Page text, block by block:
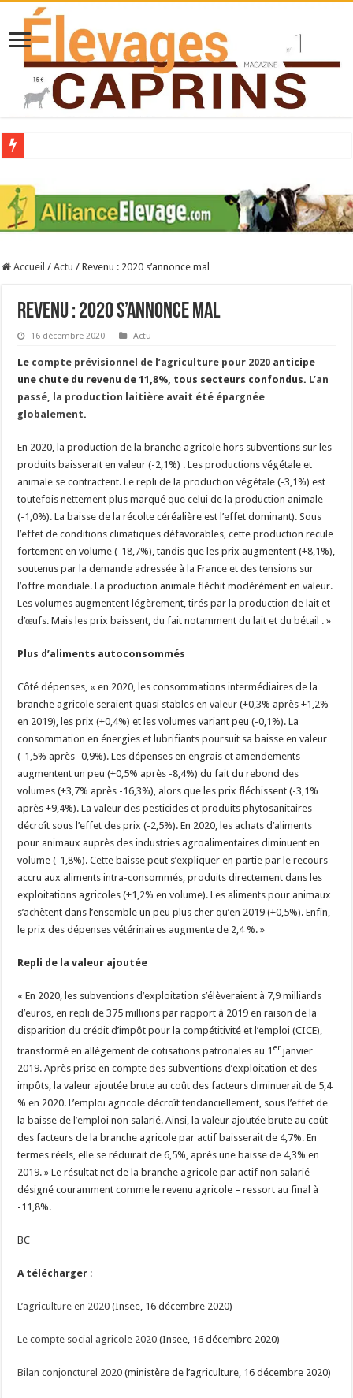
Stress thermique : quelles solutions concrètes pour protéger son troupeau ?
40 ans du Space : une présentation caprine quotidienne
La collecte de lait de chèvre confirme son rebond
Accueil / Actu / Revenu : 2020 s’annonce mal
Revenu : 2020 s’annonce mal
16 décembre 2020 Actu
Le compte prévisionnel de l’agriculture pour 2020 anticipe
une chute du revenu de 11,8%, tous secteurs confondus. L’an
passé, la production laitière avait été épargnée
globalement.
En 2020, la production de la branche agricole hors subventions sur les
produits baisserait en valeur (-2,1%) . Les productions végétale et
animale se contractent. Le repli de la production végétale (-3,1%) est
toutefois nettement plus marqué que celui de la production animale
(-1,0%). La baisse de la récolte céréalière est l’effet dominant). Sous
l’effet de conditions climatiques défavorables, cette production recule
fortement en volume (-18,7%), tandis que les prix augmentent (+8,1%),
soutenus par la demande adressée à la France et des tensions sur
l’offre mondiale. La production animale fléchit modérément en valeur.
Les volumes augmentent légèrement, tirés par la production de lait et
d’œufs. Mais les prix baissent, du fait notamment du lait et du bétail . »
Plus d’aliments autoconsommés
Côté dépenses, « en 2020, les consommations intermédiaires de la
branche agricole seraient quasi stables en valeur (+0,3% après +1,2%
en 2019), les prix (+0,4%) et les volumes variant peu (-0,1%). La
consommation en énergies et lubrifiants poursuit sa baisse en valeur
(-1,5% après -0,9%). Les dépenses en engrais et amendements
augmentent un peu (+0,5% après -8,4%) du fait du rebond des
volumes (+3,7% après -16,3%), alors que les prix fléchissent (-3,1%
après +9,4%). La valeur des pesticides et produits phytosanitaires
décroît sous l’effet des prix (-2,5%). En 2020, les achats d’aliments
pour animaux auprès des industries agroalimentaires diminuent en
volume (-1,8%). Cette baisse peut s’expliquer en partie par le recours
accru aux aliments intra-consommés, produits directement dans les
exploitations agricoles (+1,2% en volume). Les aliments pour animaux
s’achètent dans l’ensemble un peu plus cher qu’en 2019 (+0,5%). Enfin,
le prix des dépenses vétérinaires augmente de 2,4 %. »
Repli de la valeur ajoutée
« En 2020, les subventions d’exploitation s’élèveraient à 7,9 milliards
d’euros, en repli de 375 millions par rapport à 2019 en raison de la
disparition du crédit d’impôt pour la compétitivité et l’emploi (CICE),
transformé en allègement de cotisations patronales au 1 er janvier
2019. Après prise en compte des subventions d’exploitation et des
impôts, la valeur ajoutée brute au coût des facteurs diminuerait de 5,4
% en 2020. L’emploi agricole décroît tendanciellement, sous l’effet de
la baisse de l’emploi non salarié. Ainsi, la valeur ajoutée brute au coût
des facteurs de la branche agricole par actif baisserait de 4,7%. En
termes réels, elle se réduirait de 6,5%, après une baisse de 4,3% en
2019. » Le résultat net de la branche agricole par actif non salarié –
désigné couramment comme le revenu agricole – ressort au final à
-11,8%.
BC
A télécharger :
L’agriculture en 2020 (Insee, 16 décembre 2020)
Le compte social agricole 2020 (Insee, 16 décembre 2020)
Bilan conjoncturel 2020 (ministère de l’agriculture, 16 décembre 2020)